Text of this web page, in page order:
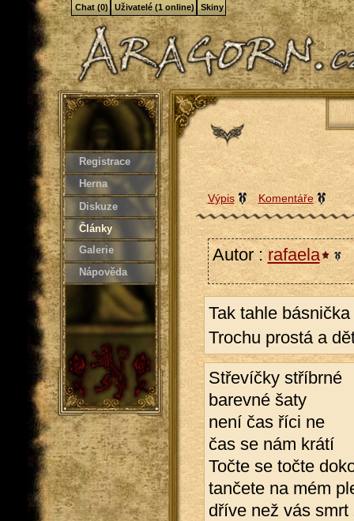
Registrace
Herna
Diskuze
Články
Galerie
Nápověda
Výpis Komentáře
Autor : rafaela
Tak tahle
Trochu prostá a
Střevíčky stříbrné
barevné šaty
není čas říci ne
čas se nám krátí
Točte se točte
tančete na mém
dříve než vás smrt
Chat (0) Uživatelé (1 online) Skiny